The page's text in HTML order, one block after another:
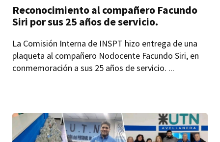
Reconocimiento al compañero Facundo
Siri por sus 25 años de servicio.
La Comisión Interna de INSPT hizo entrega de una
plaqueta al compañero Nodocente Facundo Siri, en
conmemoración a sus 25 años de servicio. ...